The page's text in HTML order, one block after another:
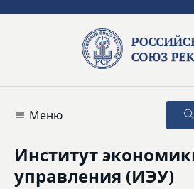
Меню
Институт
управления (ИЭУ)